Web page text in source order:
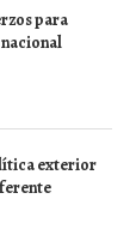
para
exterior